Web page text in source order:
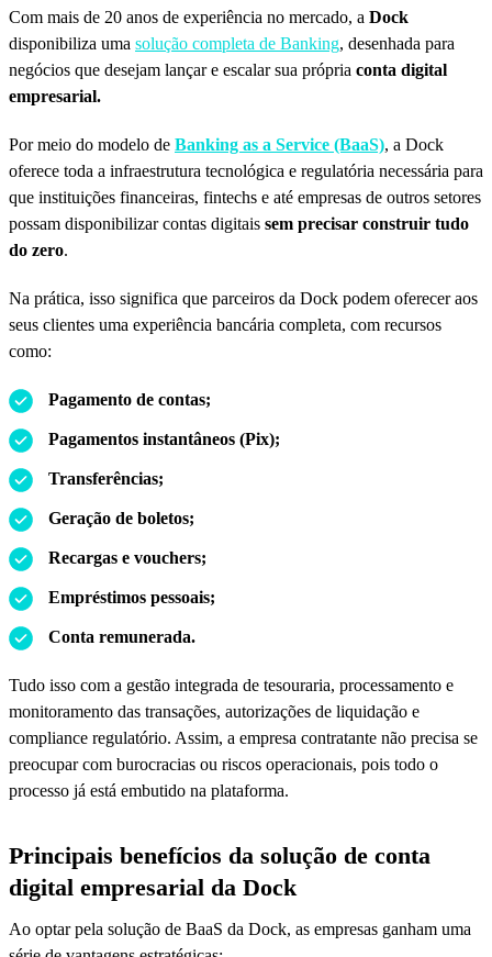
Com mais de 20 anos de experiência no mercado, a Dock
disponibiliza uma solução completa de Banking, desenhada para
negócios que desejam lançar e escalar sua própria conta digital
empresarial.
Por meio do modelo de Banking as a Service (BaaS), a Dock
oferece toda a infraestrutura tecnológica e regulatória necessária para
que instituições financeiras, fintechs e até empresas de outros setores
possam disponibilizar contas digitais sem precisar construir tudo
do zero.
Na prática, isso significa que parceiros da Dock podem oferecer aos
seus clientes uma experiência bancária completa, com recursos
como:
Pagamento de contas;
Pagamentos instantâneos (Pix);
Transferências;
Geração de boletos;
Recargas e vouchers;
Empréstimos pessoais;
Conta remunerada.
Tudo isso com a gestão integrada de tesouraria, processamento e
monitoramento das transações, autorizações de liquidação e
compliance regulatório. Assim, a empresa contratante não precisa se
preocupar com burocracias ou riscos operacionais, pois todo o
processo já está embutido na plataforma.
Principais benefícios da solução de conta
digital empresarial da Dock
Ao optar pela solução de BaaS da Dock, as empresas ganham uma